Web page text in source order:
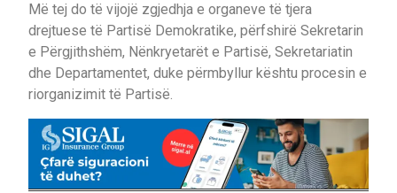
Më tej do të vijojë zgjedhja e organeve të tjera
drejtuese të Partisë Demokratike, përfshirë Sekretarin
e Përgjithshëm, Nënkryetarët e Partisë, Sekretariatin
dhe Departamentet, duke përmbyllur kështu procesin e
riorganizimit të Partisë.